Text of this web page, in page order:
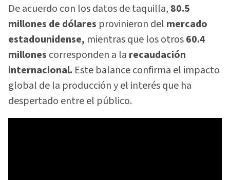
De acuerdo con los datos de taquilla, 80.5
millones de dólares provinieron del mercado
estadounidense, mientras que los otros60.4
millones corresponden a la recaudación
internacional. Este balance confirma el impacto
global de la producción y el interés que ha
despertado entre el público.